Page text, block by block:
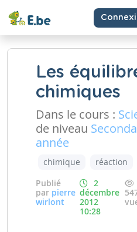
Les
chimiques
Dans le cours :
de niveau
année
chimique
réaction
Publié
par pierre
wirlont
2
décembre
2012
10:28